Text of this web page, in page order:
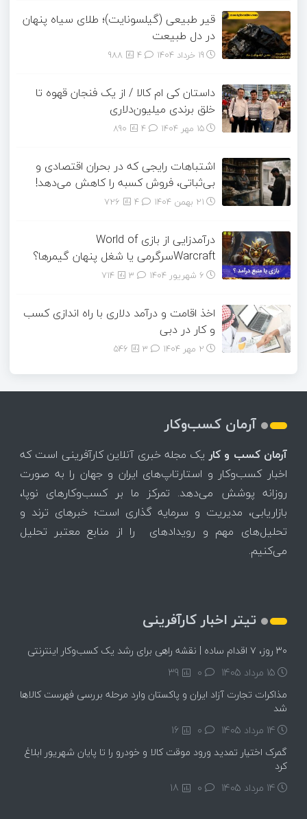
قیر طبیعی (گیلسونایت)؛ طلای سیاه پنهان
در دل طبیعت
19 خرداد 1404 988
داستان کی ام کالا / از یک فنجان قهوه تا
خلق برندی میلیون‌دلاری
15 مهر 1404 890
اشتباهات رایجی که در بحران اقتصادی و
بی‌ثباتی، فروش کسبه را کاهش می‌دهد!
21 بهمن 1404 726
درآمدزایی از بازی World of
Warcraftسرگرمی یا شغل پنهان گیمرها؟
6 شهریور 1404 714
اخذ اقامت و درآمد دلاری با راه اندازی کسب
و کار در دبی
2 مهر 1404 546
آرمان کسب‌وکار
آرمان کسب و کاریک مجله خبری آنلاین کارآفرینی است که
اخبار کسب‌وکار و استارتاپ‌های ایران و جهان را به صورت
روزانه پوشش می‌دهد. تمرکز ما بر کسب‌وکارهای نوپا،
بازاریابی، مدیریت و سرمایه گذاری است؛ خبرهای ترند و
تحلیل‌های مهم و رویدادهای را از منابع معتبر تحلیل
می‌کنیم.
تیتر اخبار کارآفرینی
۳۰ روز، ۷ اقدام ساده | نقشه راهی برای رشد یک کسب‌وکار اینترنتی
15 مرداد 1405
39
مذاکرات تجارت آزاد ایران و پاکستان وارد مرحله بررسی فهرست کالاها
شد
14 مرداد 1405
16
گمرک اختیار تمدید ورود موقت کالا و خودرو را تا پایان شهریور ابلاغ
کرد
14 مرداد 1405
18